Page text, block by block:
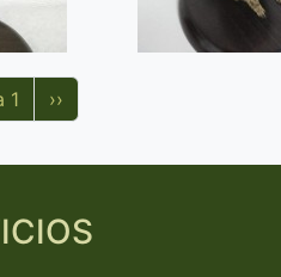
1 Siguiente página
››